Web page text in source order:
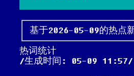
基于2026-05-09的热点
热词统计
生成时间: 05-09 11:57